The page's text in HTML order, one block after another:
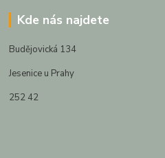
Kde nás najdete
Budějovická 134
Jesenice u Prahy
252 42